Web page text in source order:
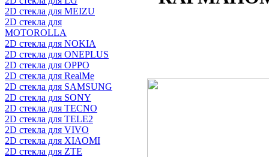
2D стекла для MEIZU
2D стекла для
MOTOROLLA
2D стекла для NOKIA
2D стекла для ONEPLUS
2D стекла для OPPO
2D стекла для RealMe
2D стекла для SAMSUNG
2D стекла для SONY
2D стекла для TECNO
2D стекла для TELE2
2D стекла для VIVO
2D стекла для XIAOMI
2D стекла для ZTE